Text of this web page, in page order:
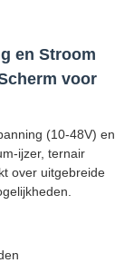
en Stroom
voor
(10-48V) en
ijzer, ternair
over uitgebreide